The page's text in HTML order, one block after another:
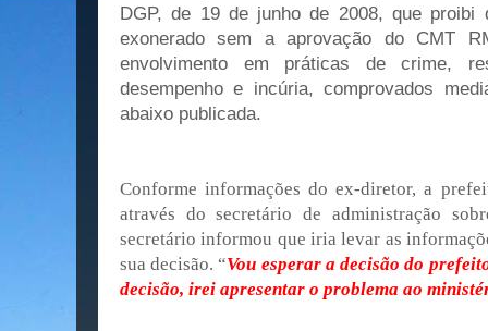
DGP, de 19 de junho de 2008, que
exonerado sem a aprovação do CMT
envolvimento em práticas de crime,
desempenho e incúria, comprovados
abaixo publicada.
Conforme informações do ex-diretor, a
através do secretário de administração
secretário informou que iria levar as
sua decisão. “Vou esperar a decisão do
decisão, irei apresentar o problema ao